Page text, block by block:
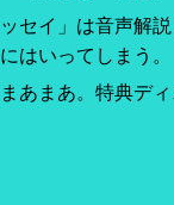
セイ」は音声解
はいってしまう。
あまあ。特典ディ